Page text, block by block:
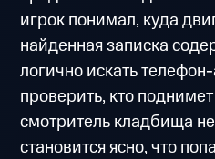
игрок понимал, куда
найденная записка
логично искать
проверить, кто
смотритель кладбища не
становится ясно, что